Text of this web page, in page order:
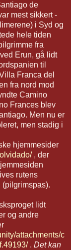
de
mest sikkert -
i Syd og
hele tiden
fra
Erun, gå lidt
til
Franca del
fra nord mod
Camino
Frances blev
Men nu er
men stadig i
hjemmesider
, der
rutens
lidt
og andre
attachments/c
. Det kan